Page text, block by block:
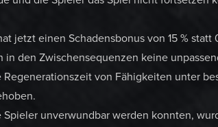
jetzt einen Schadensbonus von 15 % statt
in den Zwischensequenzen keine
von Fähigkeiten unter
Spieler unverwundbar werden konnten,